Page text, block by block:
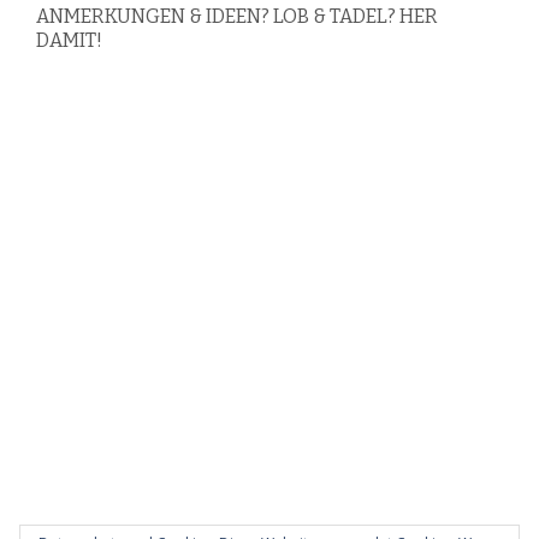
ANMERKUNGEN & IDEEN? LOB & TADEL? HER
DAMIT!